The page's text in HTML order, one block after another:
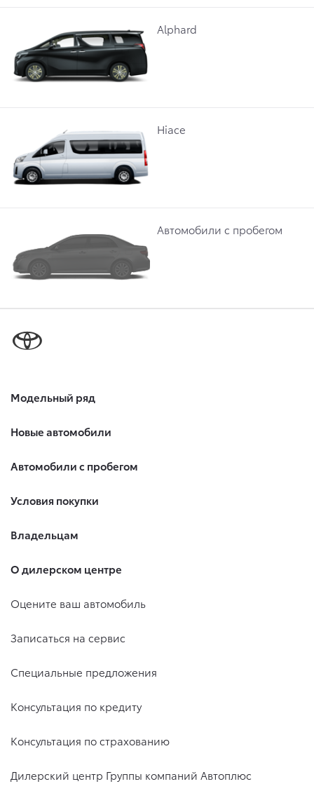
Alphard
Hiace
Автомобили с пробегом
Модельный ряд
Новые автомобили
Автомобили с пробегом
Условия покупки
Владельцам
О дилерском центре
Оцените ваш автомобиль
Записаться на сервис
Специальные предложения
Консультация по кредиту
Консультация по страхованию
Дилерский центр Группы компаний Автоплюс